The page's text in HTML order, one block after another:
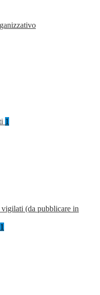
1
(da pubblicare in
1